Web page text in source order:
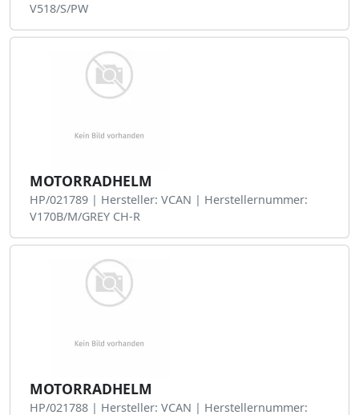
V518/S/PW
MOTORRADHELM
HP/021789 | Hersteller: VCAN | Herstellernummer:
V170B/M/GREY CH-R
MOTORRADHELM
HP/021788 | Hersteller: VCAN | Herstellernummer: